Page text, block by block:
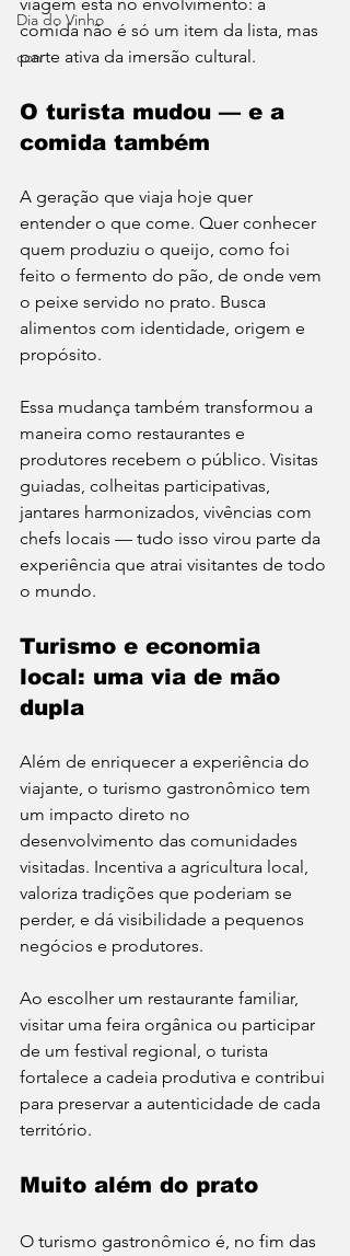
Dia do Vinho
con
viagem está no envolvimento: a
comida não é só um item da lista, mas
parte ativa da imersão cultural.
O turista mudou — e a
comida também
A geração que viaja hoje quer
entender o que come. Quer conhecer
quem produziu o queijo, como foi
feito o fermento do pão, de onde vem
o peixe servido no prato. Busca
alimentos com identidade, origem e
propósito.
Essa mudança também transformou a
maneira como restaurantes e
produtores recebem o público. Visitas
guiadas, colheitas participativas,
jantares harmonizados, vivências com
chefs locais — tudo isso virou parte da
experiência que atrai visitantes de todo
o mundo.
Turismo e economia
local: uma via de mão
dupla
Além de enriquecer a experiência do
viajante, o turismo gastronômico tem
um impacto direto no
desenvolvimento das comunidades
visitadas. Incentiva a agricultura local,
valoriza tradições que poderiam se
perder, e dá visibilidade a pequenos
negócios e produtores.
Ao escolher um restaurante familiar,
visitar uma feira orgânica ou participar
de um festival regional, o turista
fortalece a cadeia produtiva e contribui
para preservar a autenticidade de cada
território.
Muito além do prato
O turismo gastronômico é, no fim das